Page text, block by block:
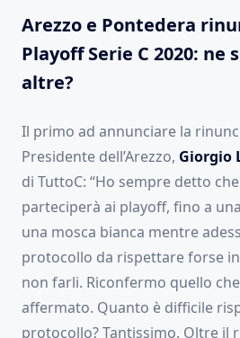
Arezzo e Pontedera
Playoff Serie C 2020: ne
altre?
Il primo ad annunciare la
Presidente dell’Arezzo, Giorgio
di TuttoC: “Ho sempre detto
parteciperà ai playoff, fino a
una mosca bianca mentre
protocollo da rispettare forse
non farli. Riconfermo quello
affermato. Quanto è difficile
protocollo? Tantissimo. Oltre il